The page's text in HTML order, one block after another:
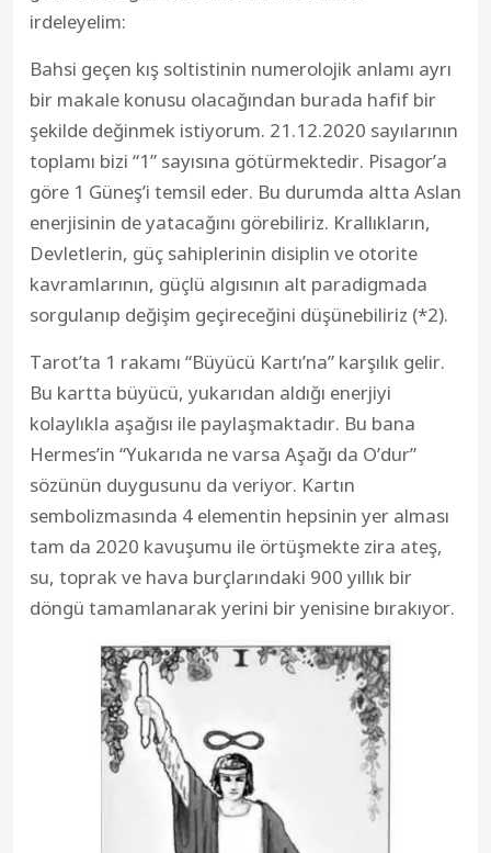
irdeleyelim:
Bahsi geçen kış soltistinin numerolojik anlamı ayrı
bir makale konusu olacağından burada hafif bir
şekilde değinmek istiyorum. 21.12.2020 sayılarının
toplamı bizi “1” sayısına götürmektedir. Pisagor’a
göre 1 Güneş’i temsil eder. Bu durumda altta Aslan
enerjisinin de yatacağını görebiliriz. Krallıkların,
Devletlerin, güç sahiplerinin disiplin ve otorite
kavramlarının, güçlü algısının alt paradigmada
sorgulanıp değişim geçireceğini düşünebiliriz (*2).
Tarot’ta 1 rakamı “Büyücü Kartı’na” karşılık gelir.
Bu kartta büyücü, yukarıdan aldığı enerjiyi
kolaylıkla aşağısı ile paylaşmaktadır. Bu bana
Hermes’in “Yukarıda ne varsa Aşağı da O’dur”
sözünün duygusunu da veriyor. Kartın
sembolizmasında 4 elementin hepsinin yer alması
tam da 2020 kavuşumu ile örtüşmekte zira ateş,
su, toprak ve hava burçlarındaki 900 yıllık bir
döngü tamamlanarak yerini bir yenisine bırakıyor.